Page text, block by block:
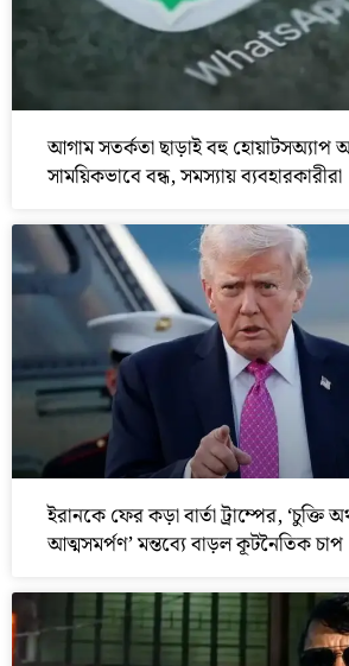
আগাম সতর্কতা ছাড়াই বহু হোয়াটসঅ্যাপ
সাময়িকভাবে বন্ধ, সমস্যায় ব্যবহারকারীরা
ইরানকে ফের কড়া বার্তা ট্রাম্পের, ‘চুক্তি
আত্মসমর্পণ’ মন্তব্যে বাড়ল কূটনৈতিক চাপ